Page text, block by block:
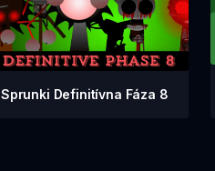
Sprunki Definitívna Fáza 8